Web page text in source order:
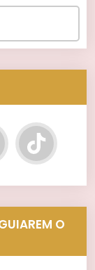
O